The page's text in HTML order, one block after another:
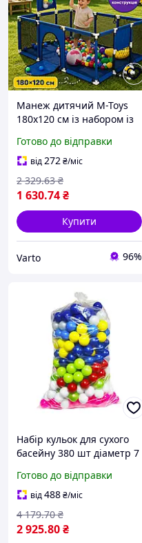
Манеж дитячий M-Toys
180х120 см із набором із
манеж для дітей Манеж-
ігровий майданчик
Готово до відправки
від272₴/міс
1 630.74₴
2 329.63 ₴
Купити
Varto 96%
Набір кульок для сухого
басейну 380 шт діаметр 7
кульки для дитячого
майданчика
Готово до відправки
від488₴/міс
2 925.80₴
4 179.70 ₴